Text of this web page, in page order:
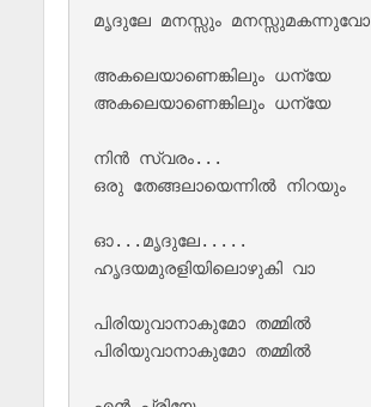
മൃദുലേ മനസ്സും മനസ്സുമകന്നുവോ
അകലെയാണെങ്കിലും ധന്യേ
അകലെയാണെങ്കിലും ധന്യേ
നിന്‍ സ്വരം...
ഒരു തേങ്ങലായെന്നില്‍ നിറയും
ഓ...മൃദുലേ.....
ഹൃദയമുരളിയിലൊഴുകി വാ
പിരിയുവാനാകുമോ തമ്മില്‍
പിരിയുവാനാകുമോ തമ്മില്‍